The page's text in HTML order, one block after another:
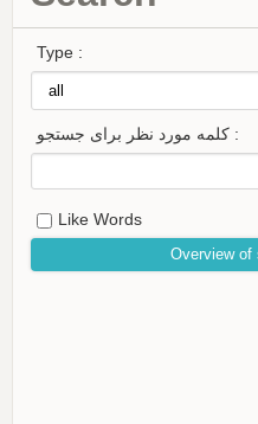
Type :
کلمه مورد نظر برای جستجو :
Like Words